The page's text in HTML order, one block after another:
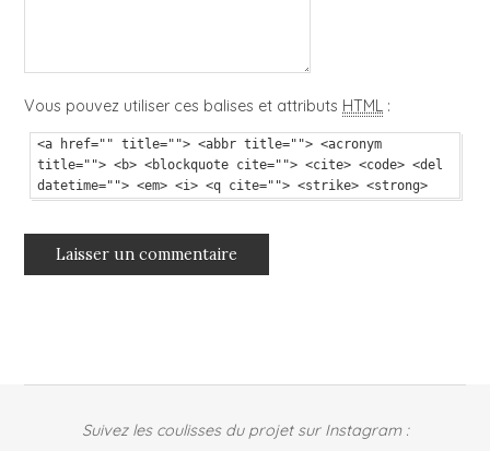
Vous pouvez utiliser ces balises et attributs HTML :
<a href="" title=""> <abbr title=""> <acronym
title=""> <b> <blockquote cite=""> <cite> <code> <del
datetime=""> <em> <i> <q cite=""> <strike> <strong>
Suivez les coulisses du projet sur Instagram :